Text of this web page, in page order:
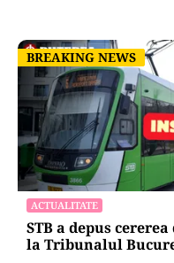
BREAKING NEWS
BREAKING NEWS
ACTUALITATE
STB a depus
la Tribunalul